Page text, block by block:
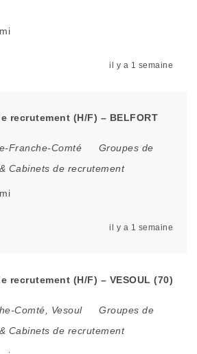
il y a 1 semaine
recrutement (H/F) – BELFORT
Franche-Comté
Groupes de
Cabinets de recrutement
il y a 1 semaine
recrutement (H/F) – VESOUL (70)
Comté
Vesoul
Groupes de
Cabinets de recrutement